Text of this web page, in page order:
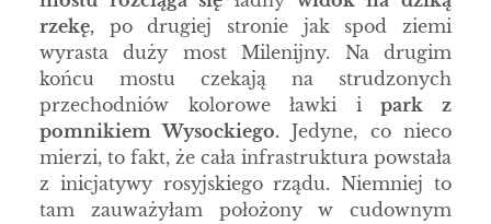
rzekę, po drugiej stronie jak spod ziemi
wyrasta duży most Milenijny. Na drugim
końcu mostu czekają na strudzonych
przechodniów kolorowe ławki ipark z
pomnikiem Wysockiego.Jedyne, co nieco
mierzi, to fakt, że cała infrastruktura powstała
z inicjatywy rosyjskiego rządu. Niemniej to
tam zauważyłam położony w cudownym